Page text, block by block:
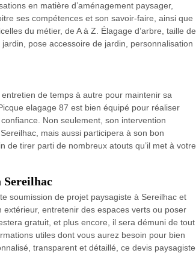
en matière d’aménagement paysager,
ses compétences et son savoir-faire, ainsi que
du métier, de A à Z. Élagage d’arbre, taille de
pose accessoire de jardin, personnalisation
de temps à autre pour maintenir sa
elagage 87 est bien équipé pour réaliser
Non seulement, son intervention
mais aussi participera à son bon
de tirer parti de nombreux atouts qu’il met à votre
Sereilhac
soumission de projet paysagiste à Sereilhac et
extérieur, entretenir des espaces verts ou poser
gratuit, et plus encore, il sera démuni de tout
utiles dont vous aurez besoin pour bien
transparent et détaillé, ce devis paysagiste